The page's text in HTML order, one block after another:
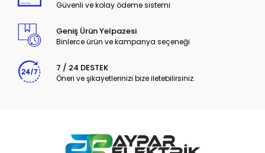
Güvenli ve kolay ödeme sistemi
Geniş Ürün Yelpazesi
Binlerce ürün ve kampanya seçeneği
7 / 24 DESTEK
Öneri ve şikayetlerinizi bize iletebilirsiniz.